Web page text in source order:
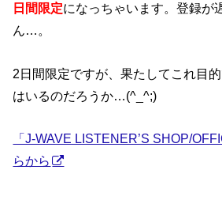
日間限定になっちゃいます。登録が
ん…。
2日間限定ですが、果たしてこれ目
はいるのだろうか…(^_^;)
「J-WAVE LISTENER’S SHOP/
らから